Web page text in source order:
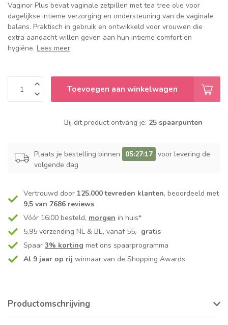
Vaginor Plus bevat vaginale zetpillen met tea tree olie voor
dagelijkse intieme verzorging en ondersteuning van de vaginale
balans. Praktisch in gebruik en ontwikkeld voor vrouwen die
extra aandacht willen geven aan hun intieme comfort en
hygiëne. Lees meer.
Toevoegen aan winkelwagen
Bij dit product ontvang je: 25 spaarpunten
Plaats je bestelling binnen 05:27:16 voor levering de
volgende dag
Vertrouwd door 125.000 tevreden klanten, beoordeeld met
9,5 van 7686 reviews
Vóór 16:00 besteld, morgen in huis*
5,95 verzending NL & BE, vanaf 55,- gratis
Spaar 3% korting met ons spaarprogramma
Al 9 jaar op rij winnaar van de Shopping Awards
Productomschrijving